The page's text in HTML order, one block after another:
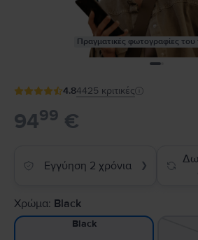
Πραγματικές φωτογραφίες του
4.84425 κριτικές
9499 €
Εγγύηση 2 χρόνια ❯
Χρώμα: Black
Black